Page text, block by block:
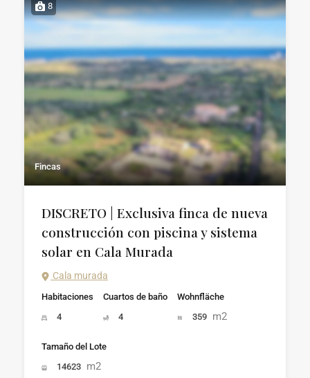
8
Fincas
DISCRETO | Exclusiva finca de nueva
construcción con piscina y sistema
solar en Cala Murada
Cala murada
Habitaciones
4
Cuartos de baño
4
Wohnfläche
359 m2
Tamaño del Lote
14623 m2